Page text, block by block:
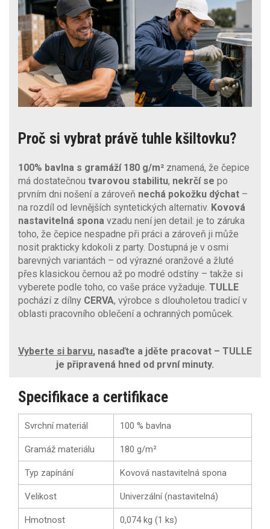
Proč si vybrat právě tuhle kšiltovku?
100% bavlna s gramáží 180 g/m² znamená, že čepice
má dostatečnou tvarovou stabilitu, nekrčí se po
prvním dni nošení a zároveň nechá pokožku dýchat –
na rozdíl od levnějších syntetických alternativ. Kovová
nastavitelná spona vzadu není jen detail: je to záruka
toho, že čepice nespadne při práci a zároveň ji může
nosit prakticky kdokoli z party. Dostupná je v osmi
barevných variantách – od výrazné oranžové a žluté
přes klasickou černou až po modré odstíny – takže si
vyberete podle toho, co vaše práce vyžaduje. TULLE
pochází z dílny CERVA, výrobce s dlouholetou tradicí v
oblasti pracovního oblečení a ochranných pomůcek.
Vyberte si barvu, nasaďte a jděte pracovat – TULLE
je připravená hned od první minuty.
Specifikace a certifikace
Svrchní materiál 100 % bavlna
Gramáž materiálu 180 g/m²
Typ zapínání Kovová nastavitelná spona
Velikost Univerzální (nastavitelná)
Hmotnost 0,074 kg (1 ks)